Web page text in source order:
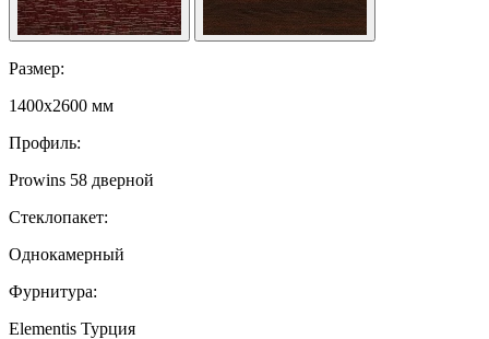
Размер:
1400x2600 мм
Профиль:
Prowins 58 дверной
Стеклопакет:
Однокамерный
Фурнитура:
Elementis Турция